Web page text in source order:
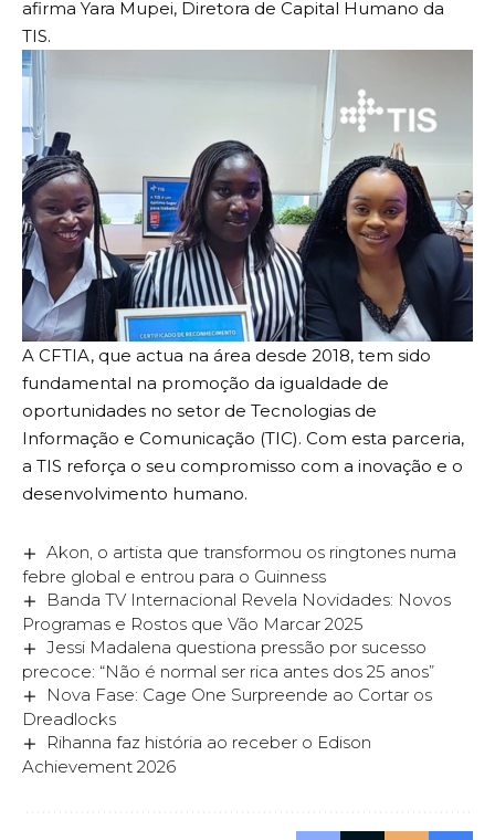
afirma Yara Mupei, Diretora de Capital Humano da
TIS.
A CFTIA, que actua na área desde 2018, tem sido
fundamental na promoção da igualdade de
oportunidades no setor de Tecnologias de
Informação e Comunicação (TIC). Com esta parceria,
a TIS reforça o seu compromisso com a inovação e o
desenvolvimento humano.
Akon, o artista que transformou os ringtones numa
febre global e entrou para o Guinness
Banda TV Internacional Revela Novidades: Novos
Programas e Rostos que Vão Marcar 2025
Jessi Madalena questiona pressão por sucesso
precoce: “Não é normal ser rica antes dos 25 anos”
Nova Fase: Cage One Surpreende ao Cortar os
Dreadlocks
Rihanna faz história ao receber o Edison
Achievement 2026